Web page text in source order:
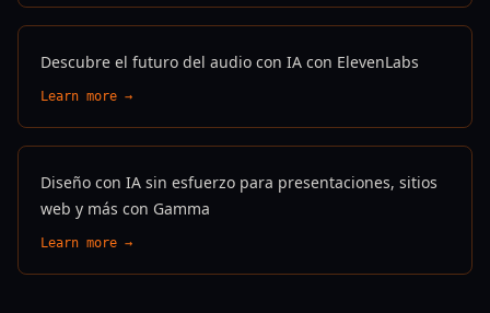
Descubre el futuro del audio con IA con ElevenLabs
Learn more →
Diseño con IA sin esfuerzo para presentaciones, sitios
web y más con Gamma
Learn more →